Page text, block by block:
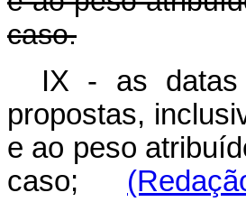
caso.
IX - as datas
propostas,
e ao peso
caso;